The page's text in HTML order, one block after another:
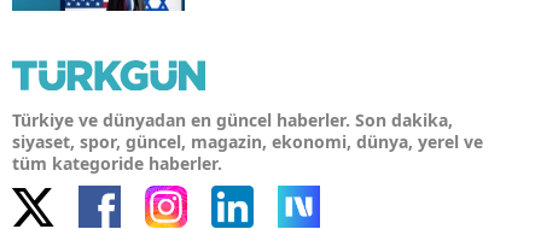
Türkiye ve dünyadan en güncel haberler. Son dakika,
siyaset, spor, güncel, magazin, ekonomi, dünya, yerel ve
tüm kategoride haberler.